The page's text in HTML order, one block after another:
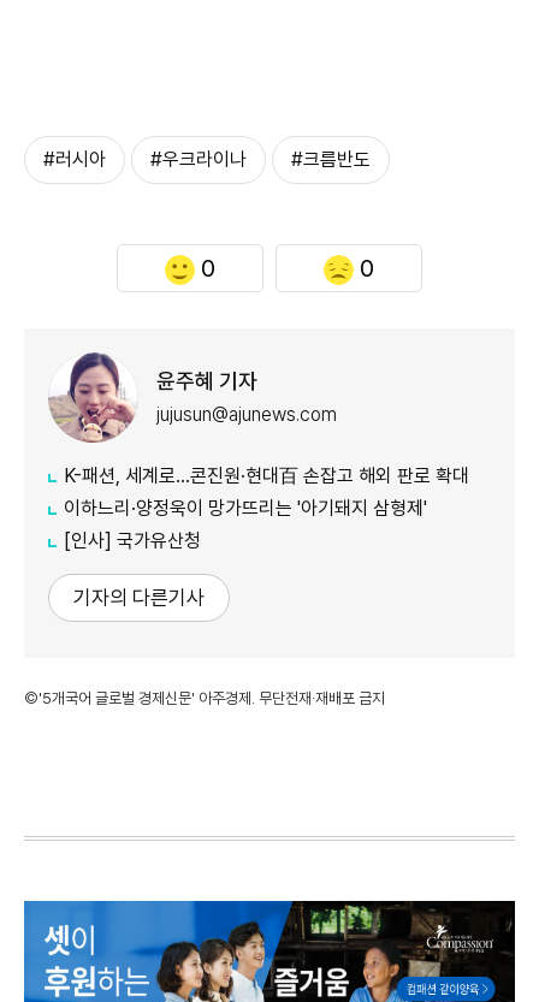
#러시아 #우크라이나 #크름반도
0 0
윤주혜 기자
jujusun@ajunews.com
K-패션, 세계로…콘진원·현대百 손잡고 해외 판로 확대
이하느리·양정욱이 망가뜨리는 '아기돼지 삼형제'
[인사] 국가유산청
기자의 다른기사
©'5개국어 글로벌 경제신문' 아주경제. 무단전재·재배포 금지